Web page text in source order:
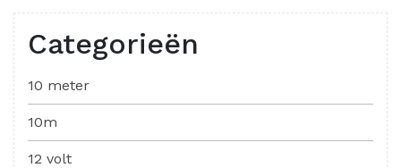
Categorieën
10 meter
10m
12 volt